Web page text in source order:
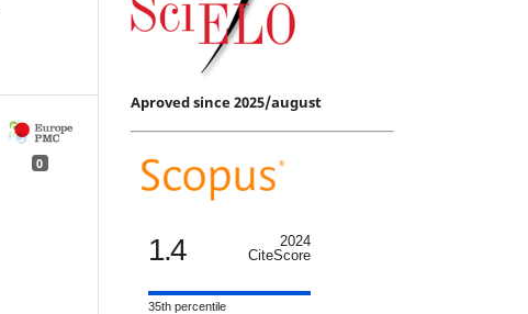
0
Aproved since 2025/august
1.4
2024
CiteScore
35th percentile